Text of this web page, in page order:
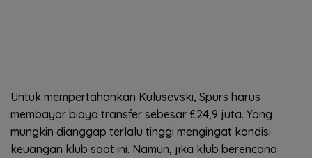
Untuk mempertahankan Kulusevski, Spurs harus
membayar biaya transfer sebesar £24,9 juta. Yang
mungkin dianggap terlalu tinggi mengingat kondisi
keuangan klub saat ini. Namun, jika klub berencana